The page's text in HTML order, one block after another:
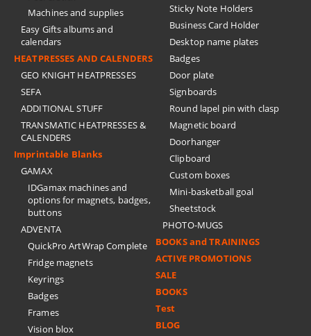
Machines and supplies
Easy Gifts albums and
calendars
HEATPRESSES AND CALENDERS
GEO KNIGHT HEATPRESSES
SEFA
ADDITIONAL STUFF
TRANSMATIC HEATPRESSES &
CALENDERS
Imprintable Blanks
GAMAX
IDGamax machines and
options for magnets, badges,
buttons
ADVENTA
QuickPro ArtWrap Complete
Fridge magnets
Keyrings
Badges
Frames
Vision blox
Sticky Note Holders
Business Card Holder
Desktop name plates
Badges
Door plate
Signboards
Round lapel pin with clasp
Magnetic board
Doorhanger
Clipboard
Custom boxes
Mini-basketball goal
Sheetstock
PHOTO-MUGS
BOOKS and TRAININGS
ACTIVE PROMOTIONS
SALE
BOOKS
Test
BLOG